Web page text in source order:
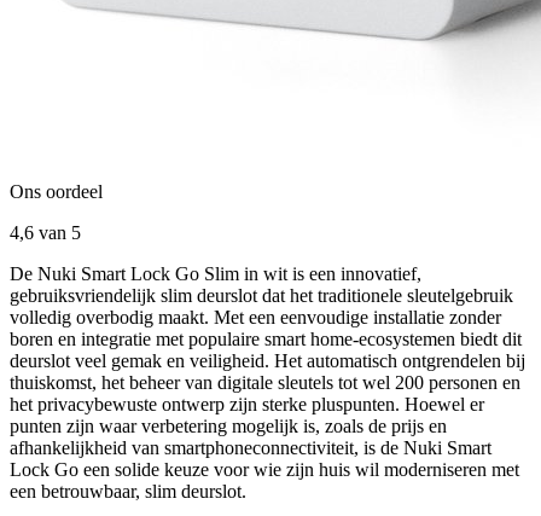
Ons oordeel
4,6 van 5
De Nuki Smart Lock Go Slim in wit is een innovatief,
gebruiksvriendelijk slim deurslot dat het traditionele sleutelgebruik
volledig overbodig maakt. Met een eenvoudige installatie zonder
boren en integratie met populaire smart home-ecosystemen biedt dit
deurslot veel gemak en veiligheid. Het automatisch ontgrendelen bij
thuiskomst, het beheer van digitale sleutels tot wel 200 personen en
het privacybewuste ontwerp zijn sterke pluspunten. Hoewel er
punten zijn waar verbetering mogelijk is, zoals de prijs en
afhankelijkheid van smartphoneconnectiviteit, is de Nuki Smart
Lock Go een solide keuze voor wie zijn huis wil moderniseren met
een betrouwbaar, slim deurslot.